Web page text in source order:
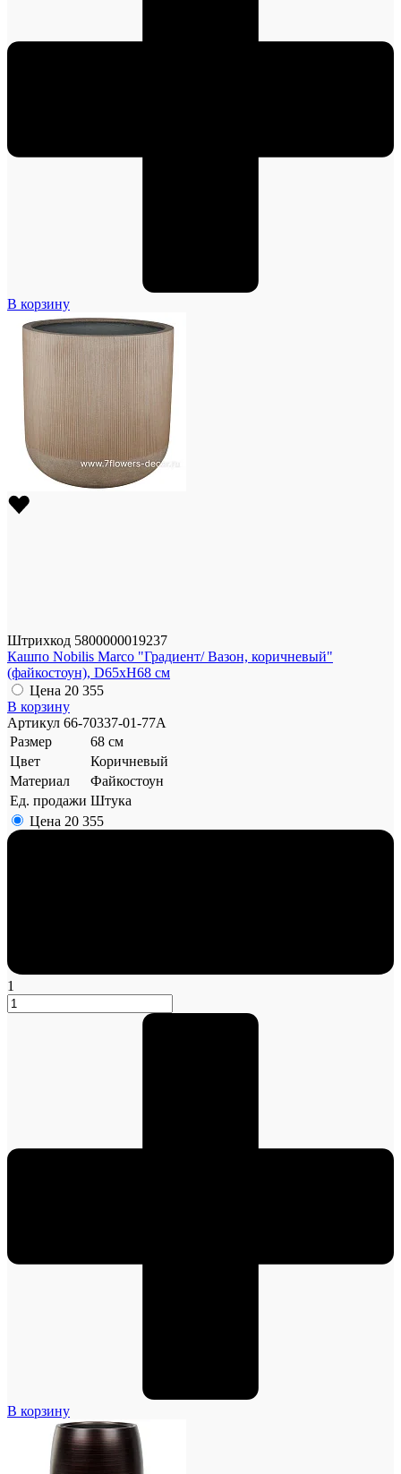
В корзину
Штрихкод 5800000019237
Кашпо Nobilis Marco "Градиент/ Вазон, коричневый"
(файкостоун), D65xH68 см
Цена 20 355
В корзину
Артикул 66-70337-01-77A
Размер
68 см
Цвет
Коричневый
Материал
Файкостоун
Ед. продажи Штука
Цена 20 355
1
В корзину